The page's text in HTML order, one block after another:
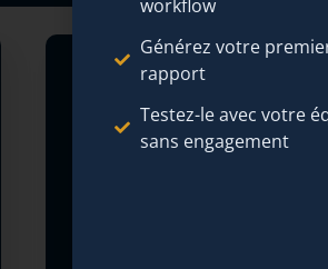
workflow
Générez votre
rapport
Testez-le avec votre
sans engagement